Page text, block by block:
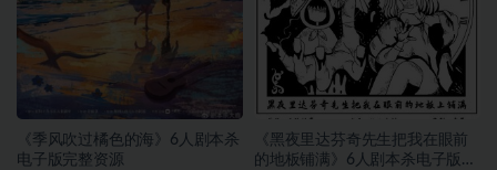
《季风吹过橘色的海》6人剧本杀
电子版完整资源
《黑夜里达芬奇先生把我在眼前
的地板铺满》6人剧本杀电子版完